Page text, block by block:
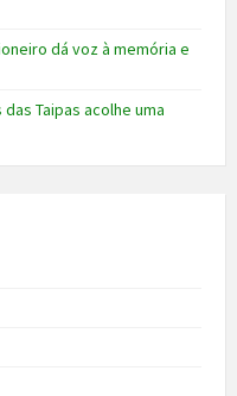
dá voz à memória e
Taipas acolhe uma